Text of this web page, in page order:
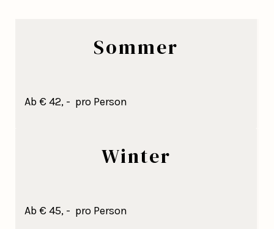
Sommer
Ab € 42, - pro Person
Winter
Ab € 45, - pro Person